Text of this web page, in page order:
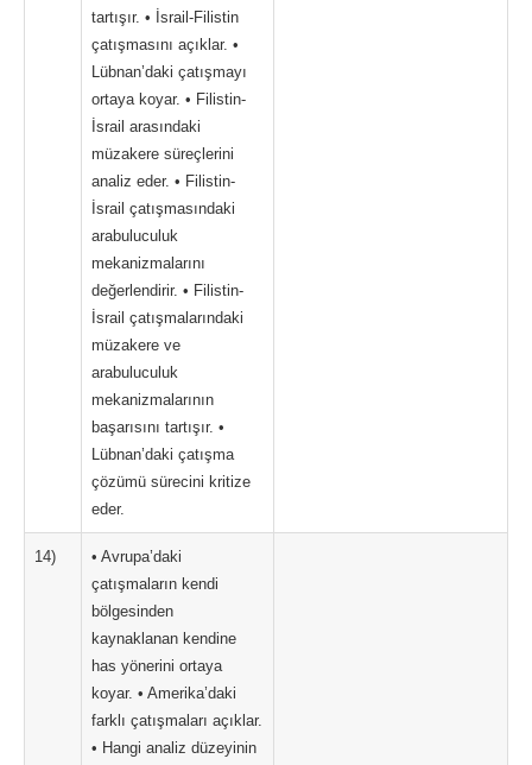
tartışır. • İsrail-Filistin
çatışmasını açıklar. •
Lübnan’daki çatışmayı
ortaya koyar. • Filistin-
İsrail arasındaki
müzakere süreçlerini
analiz eder. • Filistin-
İsrail çatışmasındaki
arabuluculuk
mekanizmalarını
değerlendirir. • Filistin-
İsrail çatışmalarındaki
müzakere ve
arabuluculuk
mekanizmalarının
başarısını tartışır. •
Lübnan’daki çatışma
çözümü sürecini kritize
eder.
14)
• Avrupa’daki
çatışmaların kendi
bölgesinden
kaynaklanan kendine
has yönerini ortaya
koyar. • Amerika’daki
farklı çatışmaları açıklar.
• Hangi analiz düzeyinin